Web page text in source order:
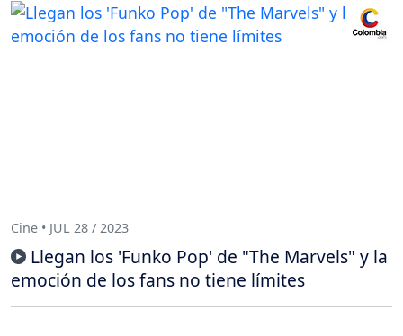
Cine • JUL 28 / 2023
Llegan los 'Funko Pop' de "The Marvels" y la
emoción de los fans no tiene límites